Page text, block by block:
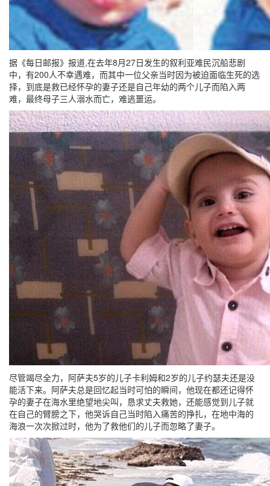
据《每日邮报》报道,在去年8月27日发生的叙利亚难民沉船悲剧
中，有200人不幸遇难，而其中一位父亲当时因为被迫面临生死的选
择，到底是救已经怀孕的妻子还是自己年幼的两个儿子而陷入两
难，最终母子三人溺水而亡，难逃噩运。
尽管竭尽全力，阿萨夫5岁的儿子卡利姆和2岁的儿子约瑟夫还是没
能活下来。阿萨夫总是回忆起当时可怕的瞬间，他现在都还记得怀
孕的妻子在海水里绝望地尖叫，恳求丈夫救她，还能感觉到儿子就
在自己的臂膀之下，他哭诉自己当时陷入痛苦的挣扎，在地中海的
海浪一次次掀过时，他为了救他们的儿子而忽略了妻子。